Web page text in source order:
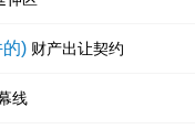
的) 财产出让契约
线